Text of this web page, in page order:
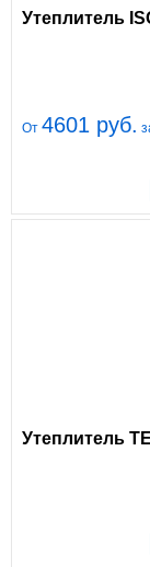
Утеплитель
От 4601 руб.
Утеплитель